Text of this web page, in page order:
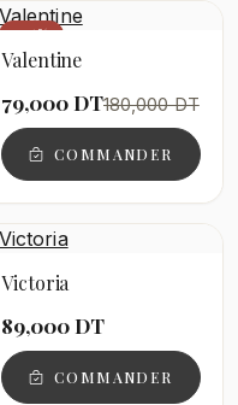
−56%
Valentine
79,000 DT180,000 DT
COMMANDER
Victoria
89,000 DT
COMMANDER